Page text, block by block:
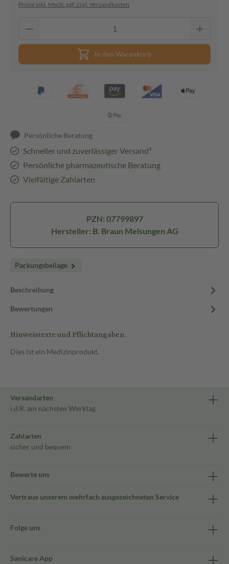
Preise inkl. MwSt. ggf. zzgl. Versandkosten
In den Warenkorb
Persönliche Beratung
Schneller und zuverlässiger Versand³
Persönliche pharmazeutische Beratung
Vielfältige Zahlarten
PZN: 07799897
Hersteller: B. Braun Melsungen AG
Packungsbeilage
Beschreibung
Bewertungen
Hinweistexte und Pflichtangaben
Dies ist ein Medizinprodukt.
Versandarten
i.d.R. am nächsten Werktag
Zahlarten
sicher und bequem
Bewerte uns
Vertraue unserem mehrfach ausgezeichneten Service
Folge uns
Sanicare App